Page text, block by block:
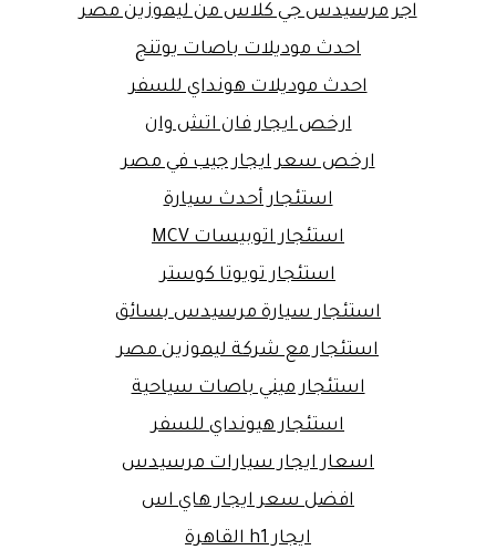
اجر مرسيدس جي كلاس من ليموزين مصر
احدث موديلات باصات يوتنج
احدث موديلات هونداي للسفر
ارخص ايجار فان اتش وان
ارخص سعر ايجار جيب في مصر
استئجار أحدث سيارة
استئجار اتوبيسات MCV
استئجار تويوتا كوستر
استئجار سيارة مرسيدس بسائق
استئجار مع شركة ليموزين مصر
استئجار ميني باصات سياحية
استئجار هيونداي للسفر
اسعار ايجار سيارات مرسيدس
افضل سعر ايجار هاي اس
ايجار h1 القاهرة